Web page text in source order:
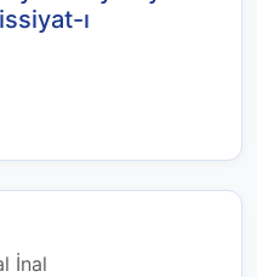
ı
İnal